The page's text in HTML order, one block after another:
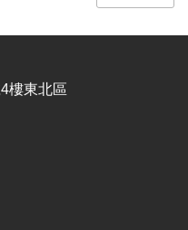
樓東北區